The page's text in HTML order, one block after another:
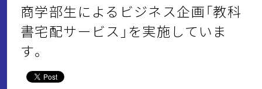
商学部生によるビジネス企画「教科
書宅配サービス」を実施していま
す。